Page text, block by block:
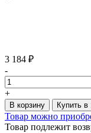
3 184 ₽
-
+
В корзину Купить в
Товар можно
Товар подлежит